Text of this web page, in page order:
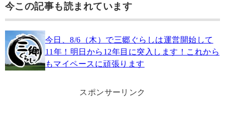
今この記事も読まれています
今日、8/6（木）で三郷ぐらしは運営開始して
11年！明日から12年目に突入します！これから
もマイペースに頑張ります
スポンサーリンク